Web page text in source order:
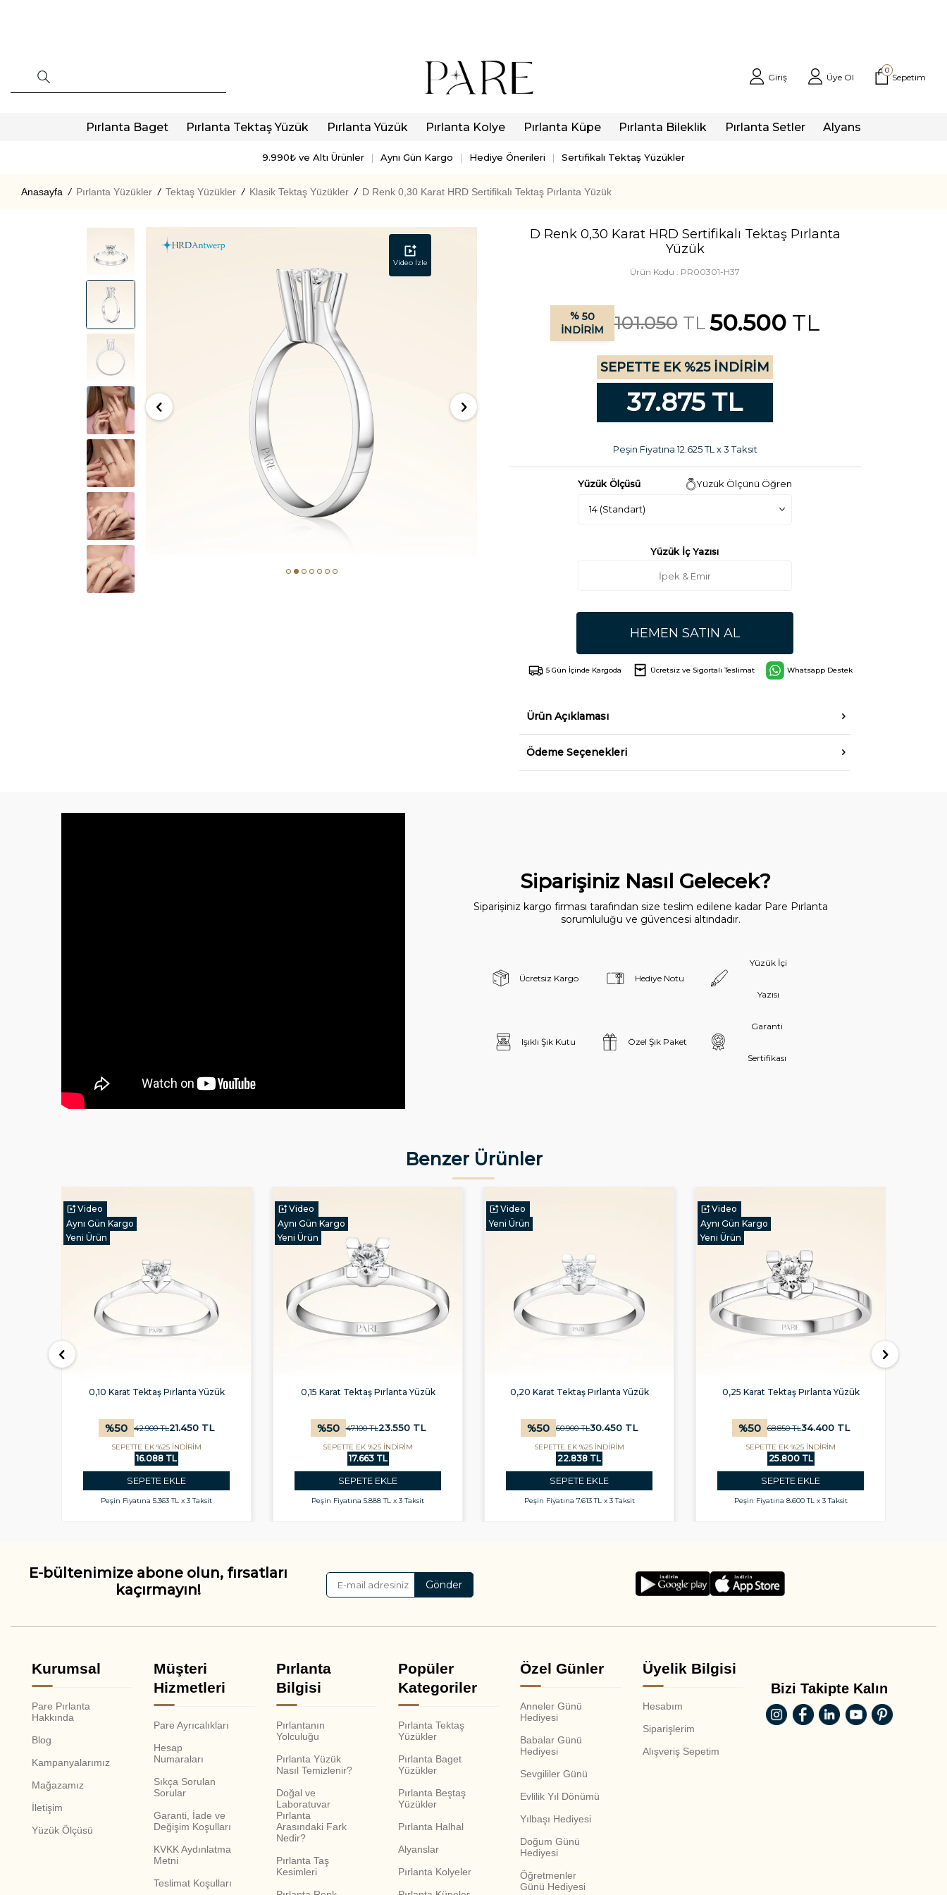
Giriş Üye Ol
0
Sepetim
Pırlanta Baget Pırlanta Tektaş Yüzük Pırlanta Yüzük Pırlanta Kolye Pırlanta Küpe Pırlanta Bileklik Pırlanta Setler Alyans
9.990₺ ve Altı Ürünler Aynı Gün Kargo Hediye Önerileri Sertifikalı Tektaş Yüzükler
Anasayfa / Pırlanta Yüzükler / Tektaş Yüzükler / Klasik Tektaş Yüzükler / D Renk 0,30 Karat HRD Sertifikalı Tektaş Pırlanta Yüzük
Video İzle
D Renk 0,30 Karat HRD Sertifikalı Tektaş Pırlanta
Yüzük
Ürün Kodu : PR00301-H37
% 50
İNDIRIM
101.050TL50.500TL
SEPETTE EK %25 İNDİRİM
37.875 TL
Peşin Fiyatına 12.625 TL x 3 Taksit
Yüzük Ölçüsü Yüzük Ölçünü Öğren
Yüzük İç Yazısı
HEMEN SATIN AL
5 Gün İçinde Kargoda Ücretsiz ve Sigortalı Teslimat Whatsapp Destek
Ürün Açıklaması
Ödeme Seçenekleri
Siparişiniz Nasıl Gelecek?
Siparişiniz kargo firması tarafından size teslim edilene kadar Pare Pırlanta
sorumluluğu ve güvencesi altındadır.
Ücretsiz Kargo Hediye Notu
Yüzük İçi
Yazısı
Işıklı Şık Kutu Özel Şık Paket
Garanti
Sertifikası
Benzer Ürünler
Video
Aynı Gün Kargo
Yeni Ürün
0,15 Karat Tektaş Pırlanta Yüzük
%50 47.100TL23.550TL
SEPETTE EK %25 İNDİRİM
17.663 TL
SEPETE EKLE
Peşin Fiyatına 5.888 TL x 3 Taksit
Video
Yeni Ürün
0,20 Karat Tektaş Pırlanta Yüzük
%50 60.900TL30.450 TL
SEPETTE EK %25 İNDİRİM
22.838 TL
SEPETE EKLE
Peşin Fiyatına7.613 TL x 3 Taksit
Video
Aynı Gün Kargo
0,25 Karat Tektaş Pırlanta Yüzük
%50 68.850TL34.400 TL
SEPETTE EK %25 İNDİRİM
25.800 TL
SEPETE EKLE
Peşin Fiyatına 8.600 TL x 3 Taksit
Video
Aynı Gün Kargo
Yeni Ürün
G Renk 0,30 Karat HRD Sertifikalı
%50 75.550TL37.750TL
SEPETTE EK %25 İNDİRİM
28.313 TL
SEPETE EKLE
Peşin Fiyatına 9.438 TL x 3 Taksit
E-bültenimize abone olun, fırsatları
kaçırmayın!
Gönder
Kurumsal
Pare Pırlanta
Hakkında
Blog
Kampanyalarımız
Mağazamız
İletişim
Yüzük Ölçüsü
Müşteri
Hizmetleri
Pare Ayrıcalıkları
Hesap
Numaraları
Sıkça Sorulan
Sorular
Garanti, İade ve
Değişim Koşulları
KVKK Aydınlatma
Metni
Teslimat Koşulları
Pırlanta
Bilgisi
Pırlantanın
Yolculuğu
Pırlanta Yüzük
Nasıl Temizlenir?
Doğal ve
Laboratuvar
Pırlanta
Arasındaki Fark
Nedir?
Pırlanta Taş
Kesimleri
Popüler
Kategoriler
Pırlanta Tektaş
Yüzükler
Pırlanta Baget
Yüzükler
Pırlanta Beştaş
Yüzükler
Pırlanta Halhal
Alyanslar
Pırlanta Kolyeler
Özel Günler
Anneler Günü
Hediyesi
Babalar Günü
Hediyesi
Sevgililer Günü
Evlilik Yıl Dönümü
Yılbaşı Hediyesi
Doğum Günü
Hediyesi
Öğretmenler
Günü Hediyesi
Üyelik Bilgisi
Hesabım
Siparişlerim
Alışveriş Sepetim
Bizi Takipte Kalın